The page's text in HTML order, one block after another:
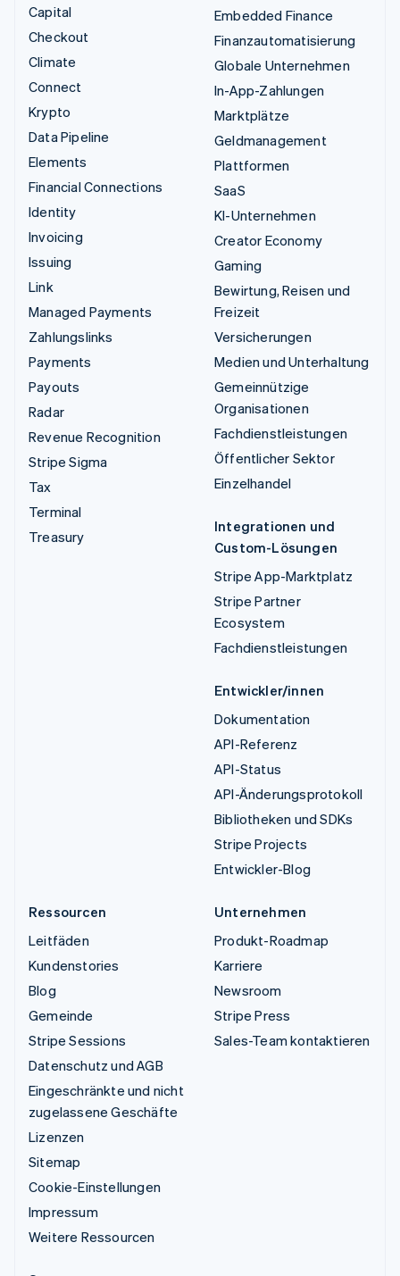
Capital
Checkout
Climate
Connect
Krypto
Data Pipeline
Elements
Financial Connections
Identity
Invoicing
Issuing
Link
Managed Payments
Zahlungslinks
Payments
Payouts
Radar
Revenue Recognition
Stripe Sigma
Tax
Terminal
Treasury
Embedded Finance
Finanzautomatisierung
Globale Unternehmen
In-App-Zahlungen
Marktplätze
Geldmanagement
Plattformen
SaaS
KI-Unternehmen
Creator Economy
Gaming
Bewirtung, Reisen und
Freizeit
Versicherungen
Medien und Unterhaltung
Gemeinnützige
Organisationen
Fachdienstleistungen
Öffentlicher Sektor
Einzelhandel
Integrationen und
Custom-Lösungen
Stripe App-Marktplatz
Stripe Partner
Ecosystem
Fachdienstleistungen
Entwickler/innen
Dokumentation
API-Referenz
API-Status
API-Änderungsprotokoll
Bibliotheken und SDKs
Stripe Projects
Entwickler-Blog
Ressourcen
Leitfäden
Kundenstories
Blog
Gemeinde
Stripe Sessions
Datenschutz und AGB
Eingeschränkte und nicht
zugelassene Geschäfte
Lizenzen
Sitemap
Cookie-Einstellungen
Impressum
Weitere Ressourcen
Unternehmen
Produkt-Roadmap
Karriere
Newsroom
Stripe Press
Sales-Team kontaktieren